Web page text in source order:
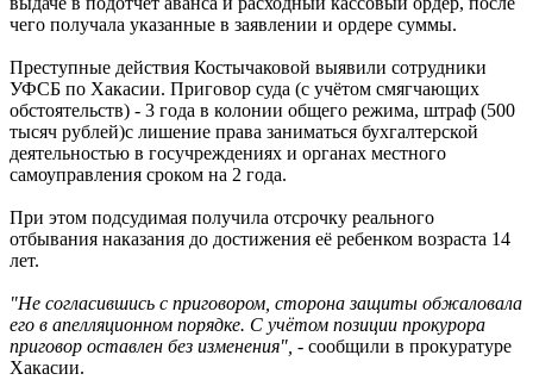
чего получала указанные в заявлении и ордере суммы.
Преступные действия Костычаковой выявили сотрудники
УФСБ по Хакасии. Приговор суда (с учётом смягчающих
обстоятельств) - 3 года в колонии общего режима, штраф (500
тысяч рублей)с лишение права заниматься бухгалтерской
деятельностью в госучреждениях и органах местного
самоуправления сроком на 2 года.
При этом подсудимая получила отсрочку реального
отбывания наказания до достижения её ребенком возраста 14
лет.
"Не согласившись с приговором, сторона защиты обжаловала
его в апелляционном порядке. С учётом позиции прокурора
приговор оставлен без изменения", - сообщили в прокуратуре
Хакасии.